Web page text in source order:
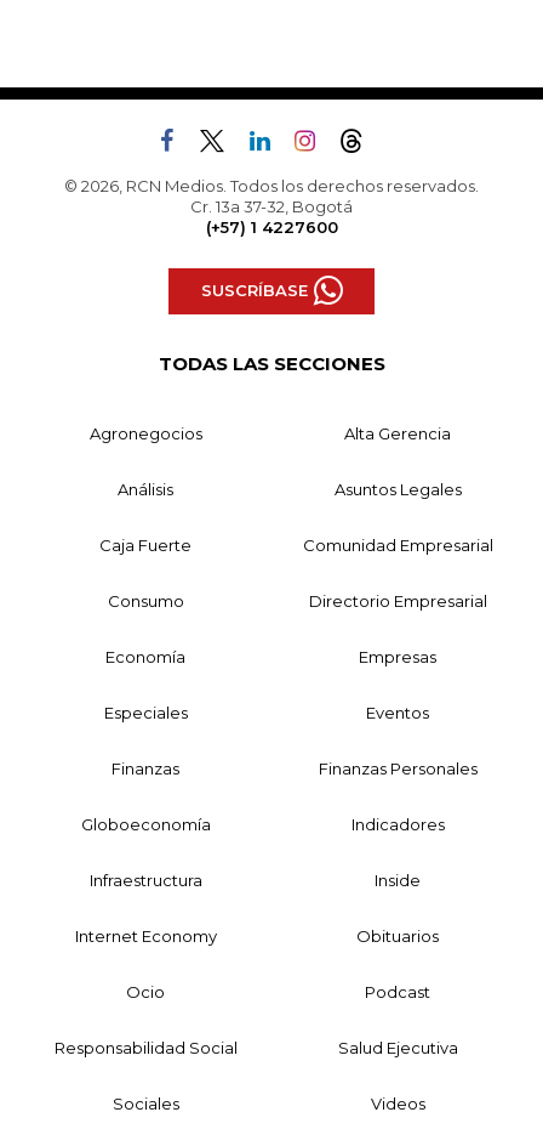
© 2026, RCN Medios. Todos los derechos reservados.
Cr. 13a 37-32, Bogotá
(+57) 1 4227600
SUSCRÍBASE
TODAS LAS SECCIONES
Agronegocios Alta Gerencia
Análisis Asuntos Legales
Caja Fuerte Comunidad Empresarial
Consumo Directorio Empresarial
Economía Empresas
Especiales Eventos
Finanzas Finanzas Personales
Globoeconomía Indicadores
Infraestructura Inside
Internet Economy Obituarios
Ocio Podcast
Responsabilidad Social Salud Ejecutiva
Sociales Videos